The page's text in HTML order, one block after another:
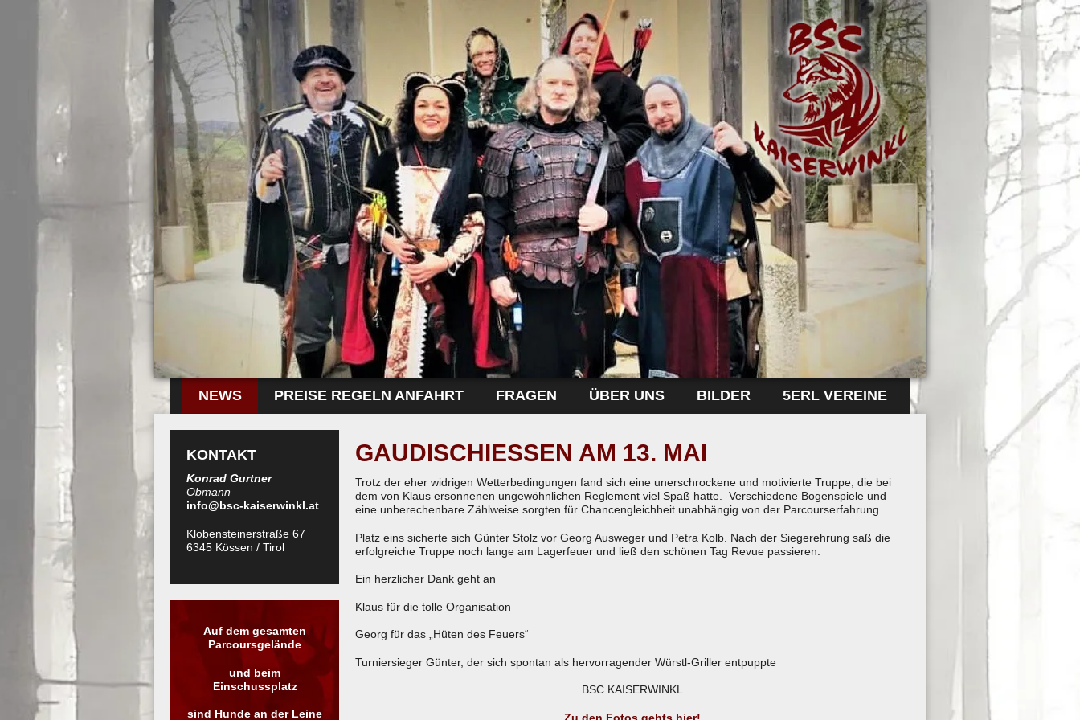
NEWS PREISE REGELN ANFAHRT FRAGEN ÜBER UNS BILDER 5ERL VEREINE
KONTAKT
Konrad Gurtner
Obmann
info@bsc-kaiserwinkl.at
Klobensteinerstraße 67
6345 Kössen / Tirol
Auf dem gesamten
Parcoursgelände
und beim
Einschussplatz
sind Hunde an der Leine
GAUDISCHIESSEN AM 13. MAI
Trotz der eher widrigen Wetterbedingungen fand sich eine unerschrockene und motivierte Truppe, die bei
dem von Klaus ersonnenen ungewöhnlichen Reglement viel Spaß hatte. Verschiedene Bogenspiele und
eine unberechenbare Zählweise sorgten für Chancengleichheit unabhängig von der Parcourserfahrung.
Platz eins sicherte sich Günter Stolz vor Georg Ausweger und Petra Kolb. Nach der Siegerehrung saß die
erfolgreiche Truppe noch lange am Lagerfeuer und ließ den schönen Tag Revue passieren.
Ein herzlicher Dank geht an
Klaus für die tolle Organisation
Georg für das „Hüten des Feuers“
Turniersieger Günter, der sich spontan als hervorragender Würstl-Griller entpuppte
BSC KAISERWINKL
Zu den Fotos gehts hier!